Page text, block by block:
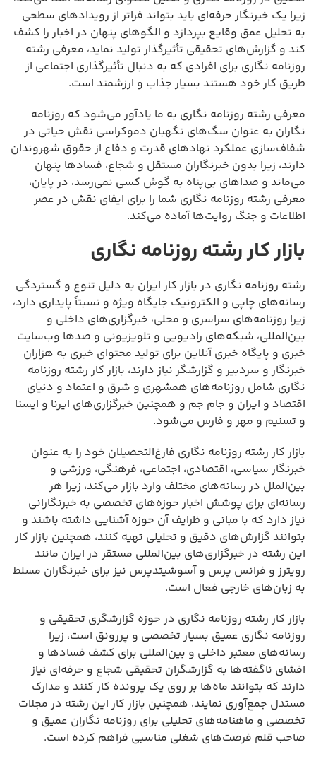
زیرا یک خبرنگار حرفه‌ای باید بتواند فراتر از رویدادهای سطحی
به تحلیل عمق وقایع بپردازد و الگوهای پنهان در اخبار را کشف
کند و گزارش‌های تحقیقی تأثیرگذار تولید نماید، معرفی رشته
روزنامه نگاری برای افرادی که به دنبال تأثیرگذاری اجتماعی از
طریق کار خود هستند بسیار جذاب و ارزشمند است.
معرفی رشته روزنامه نگاری به ما یادآور می‌شود که روزنامه
نگاران به عنوان سگ‌های نگهبان دموکراسی نقش حیاتی در
شفاف‌سازی عملکرد نهادهای قدرت و دفاع از حقوق شهروندان
دارند، زیرا بدون خبرنگاران مستقل و شجاع، فسادها پنهان
می‌ماند و صداهای بی‌پناه به گوش کسی نمی‌رسد، در پایان،
معرفی رشته روزنامه نگاری شما را برای ایفای نقش در عصر
اطلاعات و جنگ روایت‌ها آماده می‌کند.
بازار کار رشته روزنامه نگاری
رشته روزنامه نگاری در بازار کار ایران به دلیل تنوع و گستردگی
رسانه‌های چاپی و الکترونیک جایگاه ویژه و نسبتاً پایداری دارد،
زیرا روزنامه‌های سراسری و محلی، خبرگزاری‌های داخلی و
بین‌المللی، شبکه‌های رادیویی و تلویزیونی و صدها وب‌سایت
خبری و پایگاه خبری آنلاین برای تولید محتوای خبری به هزاران
خبرنگار و سردبیر و گزارشگر نیاز دارند، بازار کار رشته روزنامه
نگاری شامل روزنامه‌های همشهری و شرق و اعتماد و دنیای
اقتصاد و ایران و جام جم و همچنین خبرگزاری‌های ایرنا و ایسنا
و تسنیم و مهر و فارس می‌شود.
بازار کار رشته روزنامه نگاری فارغ‌التحصیلان خود را به عنوان
خبرنگار سیاسی، اقتصادی، اجتماعی، فرهنگی، ورزشی و
بین‌الملل در رسانه‌های مختلف وارد بازار می‌کند، زیرا هر
رسانه‌ای برای پوشش اخبار حوزه‌های تخصصی به خبرنگارانی
نیاز دارد که با مبانی و ظرایف آن حوزه آشنایی داشته باشند و
بتوانند گزارش‌های دقیق و تحلیلی تهیه کنند، همچنین بازار کار
این رشته در خبرگزاری‌های بین‌المللی مستقر در ایران مانند
رویترز و فرانس پرس و آسوشیتدپرس نیز برای خبرنگاران مسلط
به زبان‌های خارجی فعال است.
بازار کار رشته روزنامه نگاری در حوزه گزارشگری تحقیقی و
روزنامه نگاری عمیق بسیار تخصصی و پررونق است، زیرا
رسانه‌های معتبر داخلی و بین‌المللی برای کشف فسادها و
افشای ناگفته‌ها به گزارشگران تحقیقی شجاع و حرفه‌ای نیاز
دارند که بتوانند ماه‌ها بر روی یک پرونده کار کنند و مدارک
مستدل جمع‌آوری نمایند، همچنین بازار کار این رشته در مجلات
تخصصی و ماهنامه‌های تحلیلی برای روزنامه نگاران عمیق و
صاحب قلم فرصت‌های شغلی مناسبی فراهم کرده است.